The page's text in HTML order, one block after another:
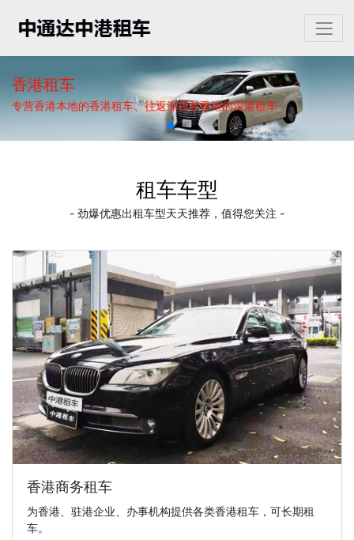
香港租车
专营香港本地的香港租车、往返深圳和香港的深港租车
租车车型
- 劲爆优惠出租车型天天推荐，值得您关注 -
香港商务租车
为香港、驻港企业、办事机构提供各类香港租车，可长期租
车。